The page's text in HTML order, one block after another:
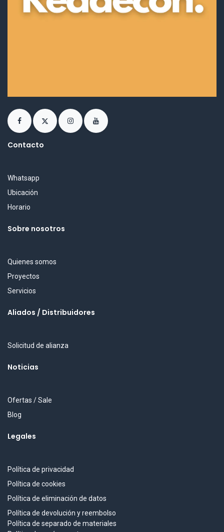
Contacto
Whatsapp
Ubicación
Horario
Sobre nosotros
Quienes somos
Proyectos
Servicios
Aliados / Distribuidores
Solicitud de alianza
Noticias
Ofertas / Sale
Blog
Legales
Política de privacidad
Política de cookies
Política de eliminación de datos
Política de devolución y reembolso
Política de separado de materiales